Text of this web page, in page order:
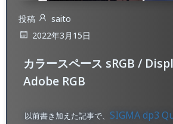
投稿
saito
2022年3月15日
カラースペース sRGB /
Adobe RGB
以前書き加えた記事で、 SIGMA dp3